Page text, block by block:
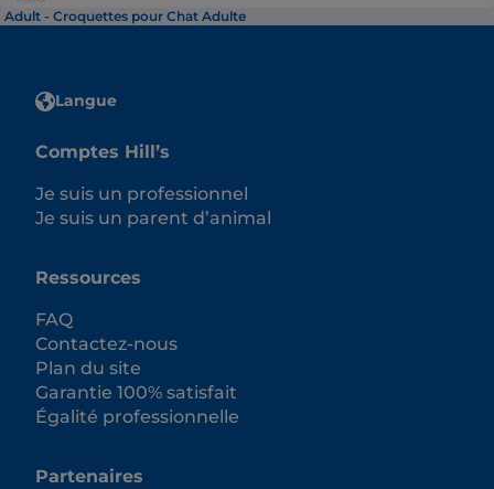
Adult - Croquettes pour Chat Adulte
Langue
Comptes Hill’s
Je suis un professionnel
Je suis un parent d’animal
Ressources
FAQ
Contactez-nous
Plan du site
Garantie 100% satisfait
Égalité professionnelle
Partenaires